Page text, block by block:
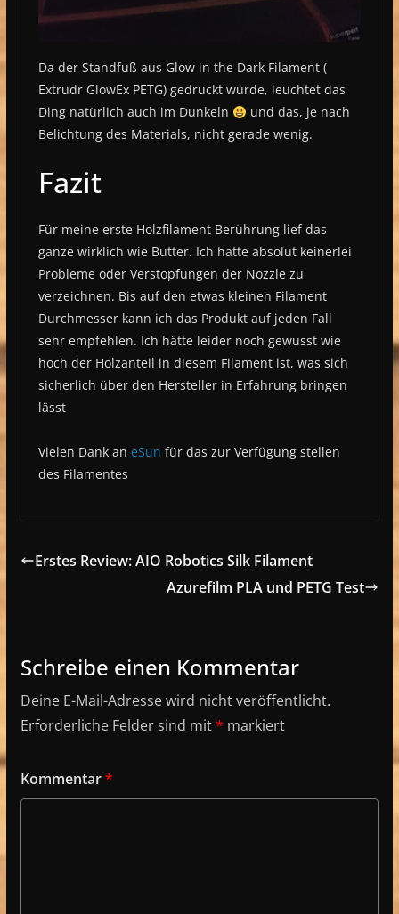
Da der Standfuß aus Glow in the Dark Filament (
Extrudr GlowEx PETG) gedruckt wurde, leuchtet das
Ding natürlich auch im Dunkeln
und das, je nach
Belichtung des Materials, nicht gerade wenig.
Fazit
Für meine erste Holzfilament Berührung lief das
ganze wirklich wie Butter. Ich hatte absolut keinerlei
Probleme oder Verstopfungen der Nozzle zu
verzeichnen. Bis auf den etwas kleinen Filament
Durchmesser kann ich das Produkt auf jeden Fall
sehr empfehlen. Ich hätte leider noch gewusst wie
hoch der Holzanteil in diesem Filament ist, was sich
sicherlich über den Hersteller in Erfahrung bringen
lässt
Vielen Dank an eSun für das zur Verfügung stellen
des Filamentes
Erstes Review: AIO Robotics Silk Filament
Azurefilm PLA und PETG Test
Schreibe einen Kommentar
Deine E-Mail-Adresse wird nicht veröffentlicht.
Erforderliche Felder sind mit* markiert
Kommentar*